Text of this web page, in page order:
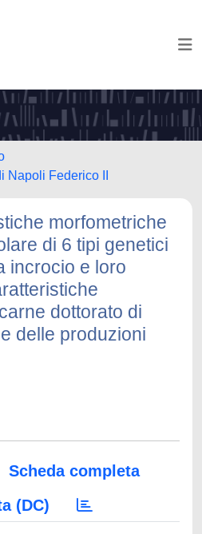
Federico II
morfometriche
di 6 tipi genetici
incrocio e loro
dottorato di
delle produzioni
Scheda completa
(DC)